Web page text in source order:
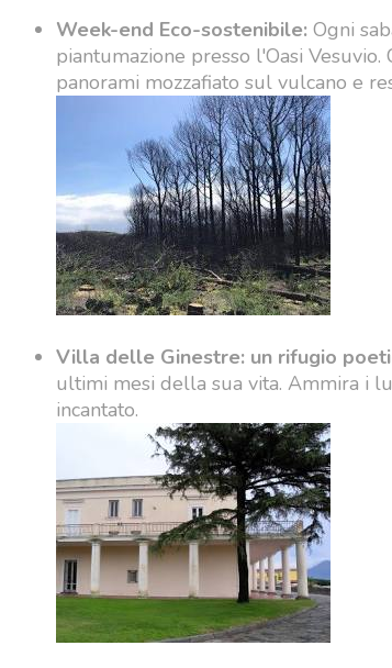
Week-end Eco-sostenibile: Ogni
piantumazione presso l'Oasi
panorami mozzafiato sul vulcano e
Villa delle Ginestre: un rifugio
ultimi mesi della sua vita. Ammira i
incantato.